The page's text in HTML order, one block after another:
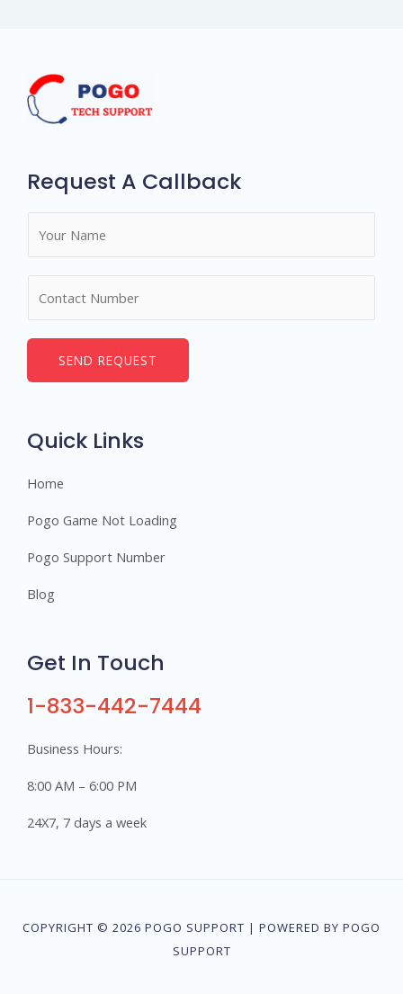
Request A Callback
*
e
SEND REQUEST
Quick Links
Home
Pogo Game Not Loading
Pogo Support Number
Blog
Get In Touch
1-833-442-7444
Business Hours:
8:00 AM – 6:00 PM
24X7, 7 days a week
COPYRIGHT © 2026 POGO SUPPORT | POWERED BY POGO
SUPPORT